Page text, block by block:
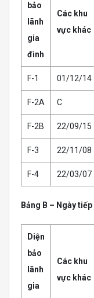
bảo
lãnh
gia
đình
Các khu
vực khác
F-1 01/12/14
F-2A C
F-2B 22/09/15
F-3 22/11/08
F-4 22/03/07
Bảng B – Ngày
Diện
bảo
lãnh
gia
Các khu
vực khác